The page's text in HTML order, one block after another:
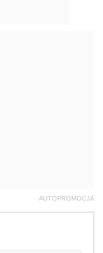
AUTOPROMOCJA